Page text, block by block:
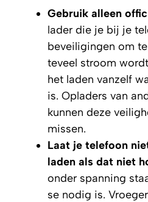
Gebruik alleen
lader die je bij je
beveiligingen om
teveel stroom
het laden vanzelf
is. Opladers van
kunnen deze
missen.
Laat je telefoon
laden als dat niet
onder spanning
se nodig is.